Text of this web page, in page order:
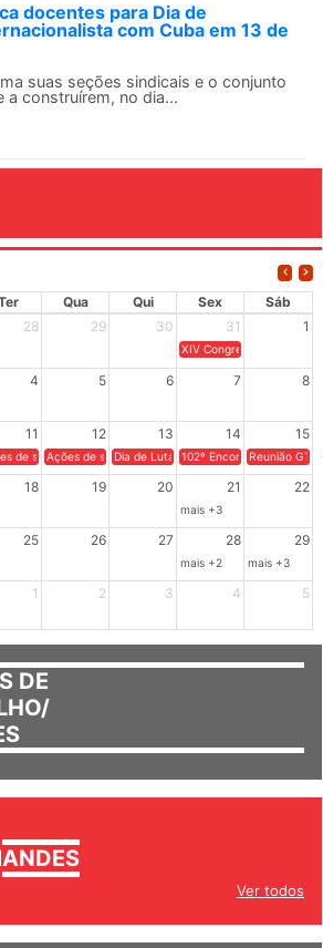
docentes para Dia de
com Cuba em 13 de
suas seções sindicais e o conjunto
a construírem, no dia...
Qua Qui Sex
Sáb
28 29 30 31 1
XIV Congresso Brasileiro
4 5 6 7 8
11 12 13 14 15
de solidariedade a Cuba no Rio Grande do Sul - 100
Ações de solidariedade a Cuba no Rio Grande do
Dia de Luta em Defesa de Cuba e da
102º Encontro da
Reunião
18 19 20 21 22
mais +3
25 26 27 28 29
mais +2 mais +3
1 2 3 4 5
DE
ANDES
Ver todos